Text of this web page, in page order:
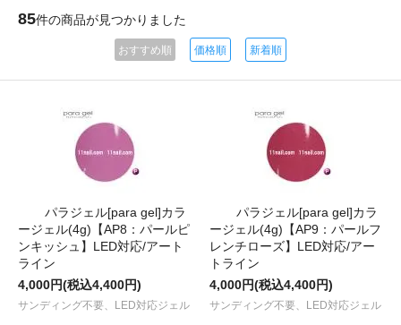
85件の商品が見つかりました
おすすめ順 価格順 新着順
パラジェル[para gel]カラ
ージェル(4g)【AP8：パールピ
ンキッシュ】LED対応/アート
ライン
4,000円(税込4,400円)
サンディング不要、LED対応ジェル
パラジェル[para gel]カラ
ージェル(4g)【AP9：パールフ
レンチローズ】LED対応/アー
トライン
4,000円(税込4,400円)
サンディング不要、LED対応ジェル